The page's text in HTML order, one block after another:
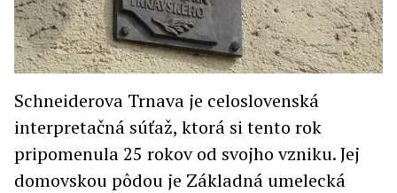
Schneiderova Trnava je celoslovenská
interpretačná súťaž, ktorá si tento rok
pripomenula 25 rokov od svojho vzniku. Jej
domovskou pôdou je Základná umelecká